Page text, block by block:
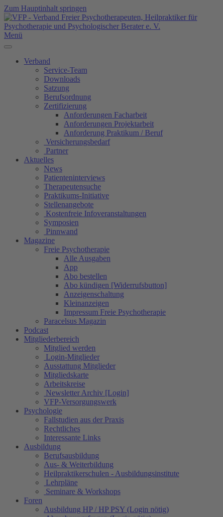
Zum Hauptinhalt springen
Menü
Verband
Service-Team
Downloads
Satzung
Berufsordnung
Zertifizierung
Anforderungen Facharbeit
Anforderungen Projektarbeit
Anforderung Praktikum / Beruf
Versicherungsbedarf
Partner
Aktuelles
News
Patienteninterviews
Therapeutensuche
Praktikums-Initiative
Stellenangebote
Kostenfreie Infoveranstaltungen
Symposien
Pinnwand
Magazine
Freie Psychotherapie
Alle Ausgaben
App
Abo bestellen
Abo kündigen [Widerrufsbutton]
Anzeigenschaltung
Kleinanzeigen
Impressum Freie Psychotherapie
Paracelsus Magazin
Podcast
Mitgliederbereich
Mitglied werden
Login-Mitglieder
Ausstattung Mitglieder
Mitgliedskarte
Arbeitskreise
Newsletter Archiv [Login]
VFP-Versorgungswerk
Psychologie
Fallstudien aus der Praxis
Rechtliches
Interessante Links
Ausbildung
Berufsausbildung
Aus- & Weiterbildung
Heilpraktikerschulen - Ausbildungsinstitute
Lehrpläne
Seminare & Workshops
Foren
Ausbildung HP / HP PSY (Login nötig)